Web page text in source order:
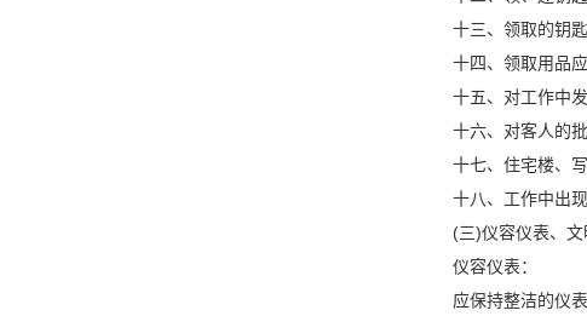
十三、领取的钥匙
十四、领取用品应
十五、对工作中发
十六、对客人的批
十七、住宅楼、写
十八、工作中出现
(三)仪容仪表、文
仪容仪表：
应保持整洁的仪表